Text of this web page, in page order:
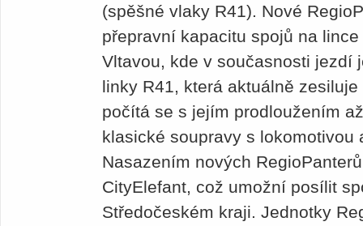
(spěšné vlaky R41). Nové
přepravní kapacitu spojů na
Vltavou, kde v současnosti jezdí
linky R41, která aktuálně
počítá se s jejím prodloužením
klasické soupravy s lokomotivou
Nasazením nových
CityElefant, což umožní posílit
Středočeském kraji. Jednotky